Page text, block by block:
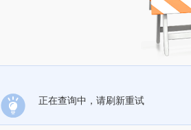
正在查询中，请刷新重试